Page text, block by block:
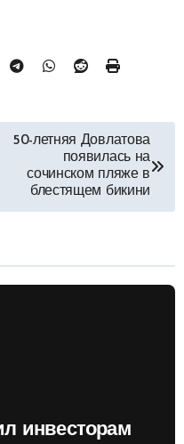
50-летняя Довлатова
появилась на
сочинском пляже в
блестящем бикини
инвесторам